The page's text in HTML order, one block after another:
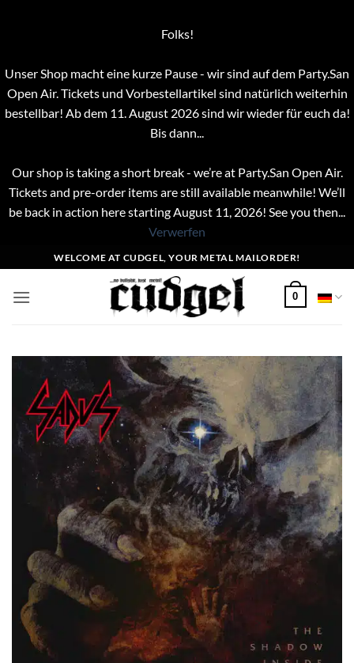
Folks!
Unser Shop macht eine kurze Pause - wir sind auf dem Party.San
Open Air. Tickets und Vorbestellartikel sind natürlich weiterhin
bestellbar! Ab dem 11. August 2026 sind wir wieder für euch da!
Bis dann...
Our shop is taking a short break - we’re at Party.San Open Air.
Tickets and pre-order items are still available meanwhile! We’ll
be back in action here starting August 11, 2026! See you then...
Verwerfen
Inhalt
springen
WELCOME AT CUDGEL, YOUR METAL MAILORDER!
0